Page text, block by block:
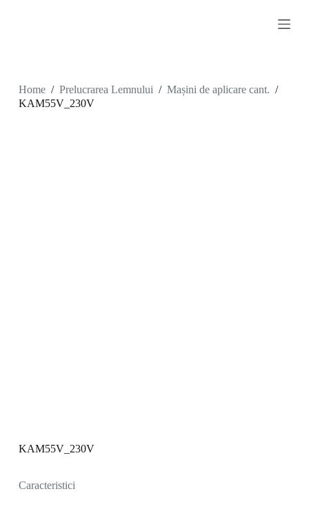
o
Home / Prelucrarea Lemnului / Mașini de aplicare cant. /
KAM55V_230V
KAM55V_230V
Caracteristici